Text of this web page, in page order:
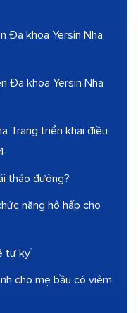
Đa khoa Yersin Nha
Đa khoa Yersin Nha
Trang triển khai điều
tháo đường?
năng hô hấp cho
tự kỷ
cho mẹ bầu có viêm